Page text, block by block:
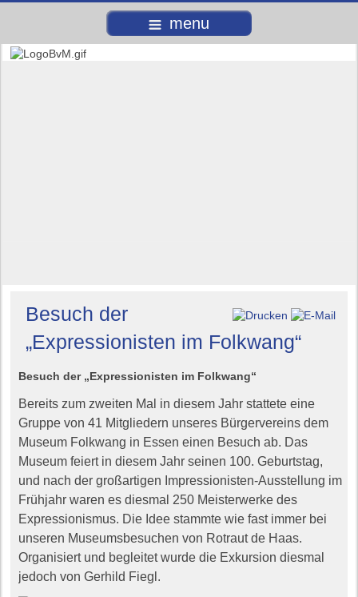
menu
Besuch der
„Expressionisten im Folkwang“
Besuch der „Expressionisten im Folkwang“
Bereits zum zweiten Mal in diesem Jahr stattete eine
Gruppe von 41 Mitgliedern unseres Bürgervereins dem
Museum Folkwang in Essen einen Besuch ab. Das
Museum feiert in diesem Jahr seinen 100. Geburtstag,
und nach der großartigen Impressionisten-Ausstellung im
Frühjahr waren es diesmal 250 Meisterwerke des
Expressionismus. Die Idee stammte wie fast immer bei
unseren Museumsbesuchen von Rotraut de Haas.
Organisiert und begleitet wurde die Exkursion diesmal
jedoch von Gerhild Fiegl.